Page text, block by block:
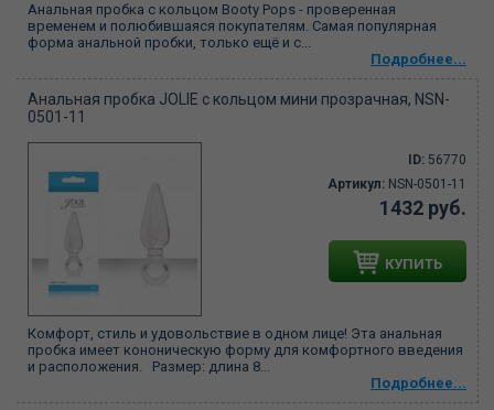
Анальная пробка с кольцом Booty Pops - проверенная
временем и полюбившаяся покупателям. Самая популярная
форма анальной пробки, только ещё и с...
Подробнее...
Анальная пробка JOLIE с кольцом мини прозрачная, NSN-
0501-11
ID: 56770
Артикул: NSN-0501-11
1432 руб.
КУПИТЬ
Комфорт, стиль и удовольствие в одном лице! Эта анальная
пробка имеет кононическую форму для комфортного введения
и расположения. Размер: длина 8...
Подробнее...